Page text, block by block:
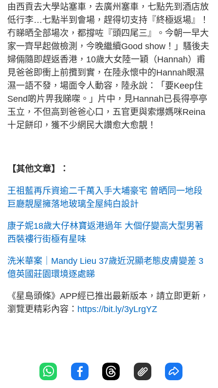
由西貢去大學站塞車，去廣州塞車，七點先到酒店放
低行李…七點半到會場，趕得切支持『終極返場』！
冇睇晒全部場次，都撐咗『頭四尾三』。今朝一早大
家一齊早起做檢測，今晚繼續Good show！」騷後夫
婦倆隨即趕返香港，10歲大女陸一穎（Hannah）甫
見爸爸即衝上前攬到實，在陸永懷中的Hannah眼濕
濕一語不發，場面令人動容，陸永說：「要Keep住
Send啲片畀我睇㗎。」片中，見Hannah已長得亭亭
玉立，不但高到爸爸心口，五官更與索爆媽咪Reina
十足餅印，獲不少網民大讚愈大愈靚！
【其他文章】：
王祖藍再斥資逾二千萬入手大埔豪宅 曾晒同一地段
巨廳靚屋擁落地玻璃全屋純白設計
康子妮18歲大仔林寶返港過年 大個仔變高大型男著
西裝褸行街極有星味
洗米華案｜Mandy Lieu 37歲近況顯老態皮膚變差 3
億英國莊園環境逐處睇
《星島頭條》APP經已推出最新版本，請立即更新，
瀏覽更精彩內容： https://bit.ly/3yLrgYZ